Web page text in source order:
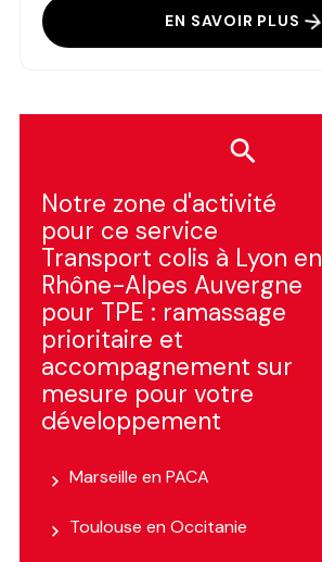
EN SAVOIR PLUS
Notre zone d'activité
pour ce service
Transport colis à Lyon en
Rhône-Alpes Auvergne
pour TPE : ramassage
prioritaire et
accompagnement sur
mesure pour votre
développement
Marseille en PACA
Toulouse en Occitanie